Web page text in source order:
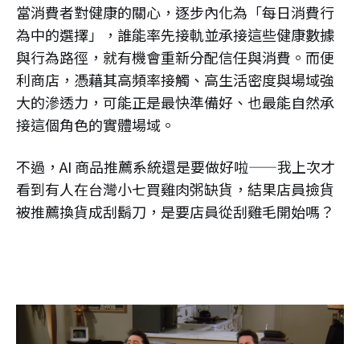
當消費者對健康的關心，逐步內化為「每日消費行
為中的選擇」，誰能率先接軌並承接這些健康數據
與行為路徑，就有機會重新分配信任與消費。而便
利商店，憑藉其高頻率接觸、高生活密度與場域強
大的滲透力，可能正是最快準備好、也最能自然承
接這個角色的實體場域。
不過，AI 商品推薦系統還是要做好啦——我上次才
看到有人在台灣小七買雞肉粥缺貨，結果店員撿貨
被推薦換貨成刮鬍刀，是要店員從刮雞毛開始嗎？